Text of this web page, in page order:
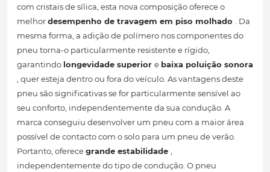
com cristais de sílica, esta nova composição oferece o
melhordesempenho de travagem em piso molhado . Da
mesma forma, a adição de polímero nos componentes do
pneu torna-o particularmente resistente e rígido,
garantindo longevidade superior e baixa poluição sonora
, quer esteja dentro ou fora do veículo. As vantagens deste
pneu são significativas se for particularmente sensível ao
seu conforto, independentemente da sua condução. A
marca conseguiu desenvolver um pneu com a maior área
possível de contacto com o solo para um pneu de verão.
Portanto, oferecegrande estabilidade ,
independentemente do tipo de condução. O pneu